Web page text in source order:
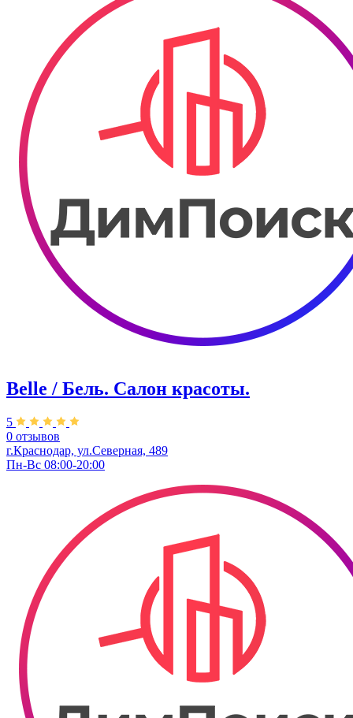
Belle / Бель. Салон красоты.
5
0 отзывов
г.Краснодар, ул.Северная, 489
Пн-Вс 08:00-20:00